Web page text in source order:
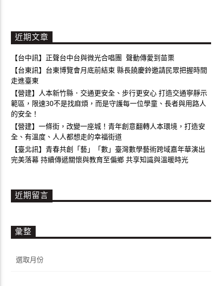
近期文章
【台中訊】正聲台中台與微光合唱團 聲動傳愛到苗栗
【台東訊】台東博覽會月底前結束 縣長饒慶鈴邀請民眾把握時間
走進臺東
【營建】人本新竹縣．交通更安全、步行更安心 打造交通寧靜示
範區，限速30不是找麻煩，而是守護每一位學童、長者與用路人
的安全！
【營建】一條街，改變一座城！青年創意翻轉人本環境，打造安
全、有溫度、人人都想走的幸福街道
【臺北訊】青春共創「藝」「數」臺灣數學藝術跨域嘉年華演出
完美落幕 持續傳遞關懷與教育至偏鄉 共享知識與溫暖時光
近期留言
彙整
整